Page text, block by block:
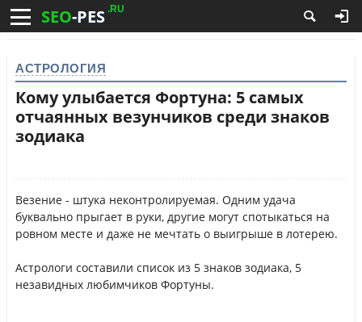
SEO-PES .RU
АСТРОЛОГИЯ
Кому улыбается Фортуна: 5 самых
отчаянных везунчиков среди знаков
зодиака
Везение - штука неконтролируемая. Одним удача
буквально прыгает в руки, другие могут спотыкаться на
ровном месте и даже не мечтать о выигрыше в лотерею.
Астрологи составили список из 5 знаков зодиака, 5
незавидных любимчиков Фортуны.